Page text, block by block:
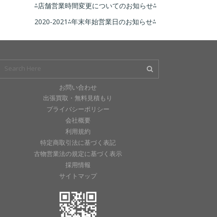
⁂店舗営業時間変更についてのお知らせ⁂
2020-2021⁂年末年始営業日のお知らせ⁂
お問い合わせ
出張買取・無料見積もり
プライバシーポリシー
会社概要
利用規約
特定商取引法に基づく表記
古物営業法の規定に基づく表示
採用情報
サイトマップ